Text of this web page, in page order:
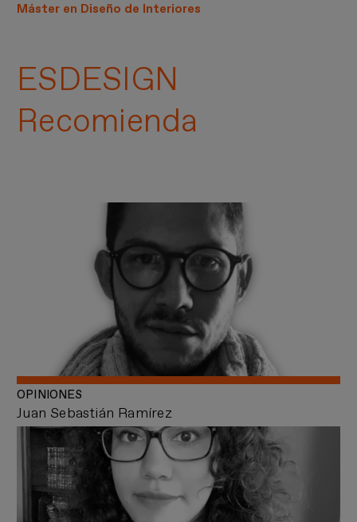
Máster en Diseño de Interiores
ESDESIGN
Recomienda
Juan Sebastián Ramírez
OPINIONES